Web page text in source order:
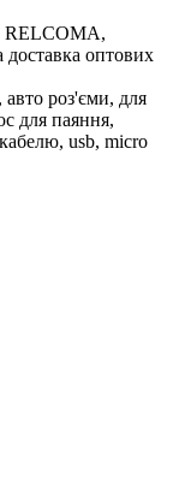
RELCOMA,
оптових
роз'єми, для
для паяння,
usb, micro